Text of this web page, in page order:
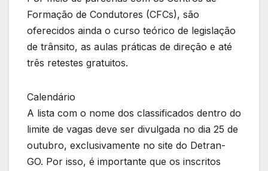
Formação de Condutores (CFCs), são
oferecidos ainda o curso teórico de legislação
de trânsito, as aulas práticas de direção e até
três retestes gratuitos.
Calendário
A lista com o nome dos classificados dentro do
limite de vagas deve ser divulgada no dia 25 de
outubro, exclusivamente no site do Detran-
GO. Por isso, é importante que os inscritos